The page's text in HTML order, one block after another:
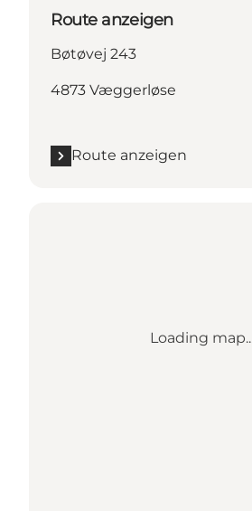
Route anzeigen
Bøtøvej 243
4873 Væggerløse
Route anzeigen
Loading